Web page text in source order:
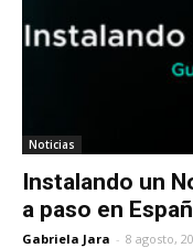
Noticias
Instalando un
a paso en
Gabriela Jara - 8 agosto,